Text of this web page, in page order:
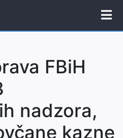
FBiH
nadzora,
kazne